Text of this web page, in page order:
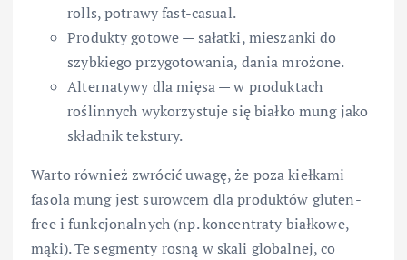
rolls, potrawy fast-casual.
Produkty gotowe — sałatki, mieszanki do
szybkiego przygotowania, dania mrożone.
Alternatywy dla mięsa — w produktach
roślinnych wykorzystuje się białko mung jako
składnik tekstury.
Warto również zwrócić uwagę, że poza kiełkami
fasola mung jest surowcem dla produktów gluten-
free i funkcjonalnych (np. koncentraty białkowe,
mąki). Te segmenty rosną w skali globalnej, co